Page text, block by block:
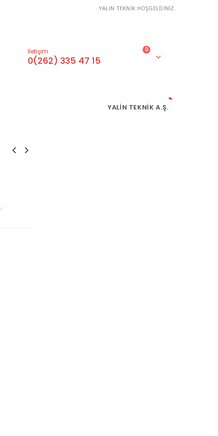
YALIN TEKNİK HOŞGELDİNİZ.
İletişim
0(262) 335 47 15
0
YALIN TEKNIK A.Ş.